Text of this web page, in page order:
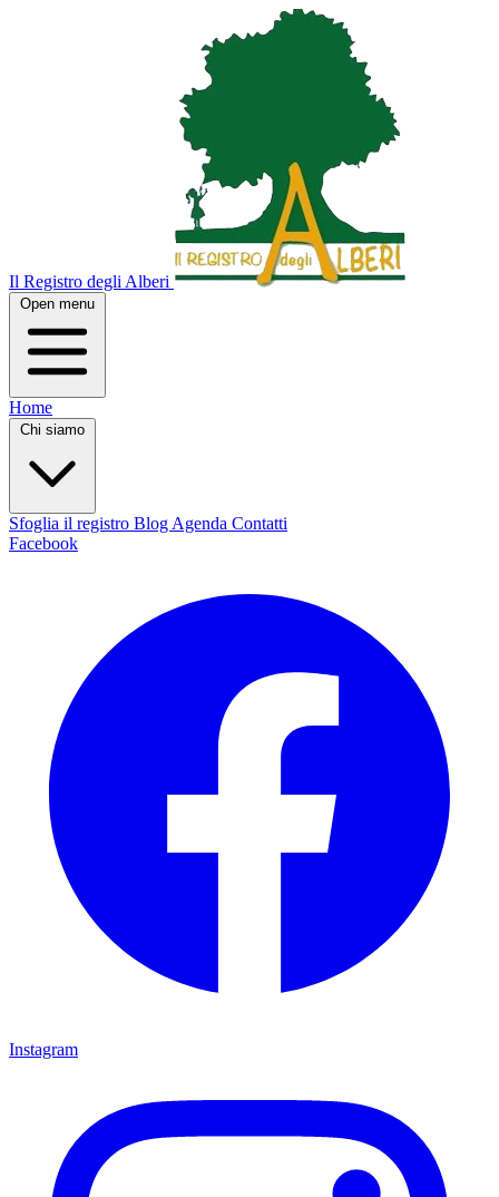
Il Registro degli Alberi
Open menu
Home
Chi siamo
Sfoglia il registro Blog Agenda Contatti
Facebook
Instagram